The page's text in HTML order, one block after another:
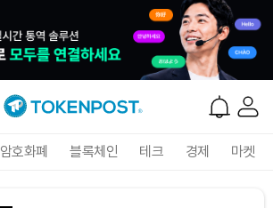
암호화폐 블록체인 테크 경제 마켓